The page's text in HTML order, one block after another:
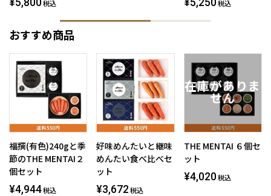
税込 税込
おすすめ商品
福撰(有色)240gと季
節のTHE MENTAI２
個セット
¥4,944税込
好味めんたいと継味
めんたい食べ比べセ
ット
¥3,672 税込
THE MENTAI ６個セ
ット
¥4,020 税込